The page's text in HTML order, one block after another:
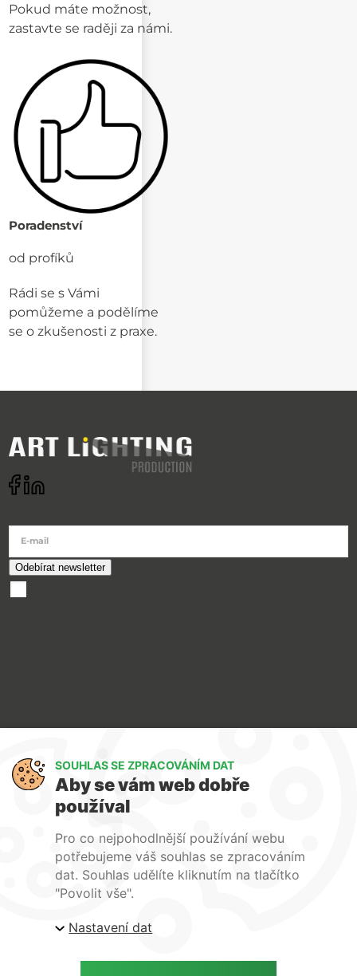
Pokud máte možnost,
zastavte se raději za námi.
Poradenství
od profíků
Rádi se s Vámi
pomůžeme a podělíme
se o zkušenosti z praxe.
E-mail
O nás
Kontakty
| ARTlighting.cz, Komenského 427 Újezd u Brna, 664
SOUHLAS SE ZPRACOVÁNÍM DAT
Aby se vám web dobře
používal
Pro co nejpohodlnější používání webu
potřebujeme váš souhlas se zpracováním
dat. Souhlas udělíte kliknutím na tlačítko
"Povolit vše".
Nastavení dat